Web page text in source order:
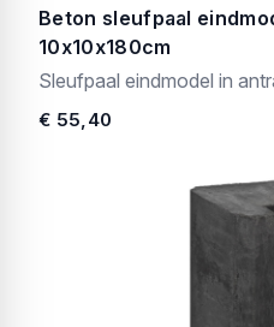
Beton sleufpaal
10x10x180cm
Sleufpaal eindmodel in
€ 55,40